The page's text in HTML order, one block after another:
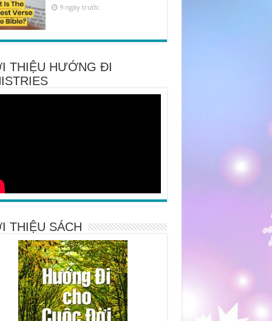
9 ngày trước
THIỆU HƯỚNG ĐI
THIỆU SÁCH